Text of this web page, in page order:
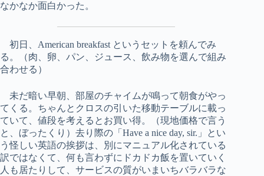
なかなか面白かった。
初日、American breakfast というセットを頼んでみ
る。（肉、卵、パン、ジュース、飲み物を選んで組み
合わせる）
未だ暗い早朝、部屋のチャイムが鳴って朝食がやっ
てくる。ちゃんとクロスの引いた移動テーブルに載っ
ていて、値段を考えるとお買い得。（現地価格で言う
と、ぼったくり）去り際の「Have a nice day, sir.」とい
う怪しい英語の挨拶は、別にマニュアル化されている
訳ではなくて、何も言わずにドカドカ飯を置いていく
人も居たりして、サービスの質がいまいちバラバラな